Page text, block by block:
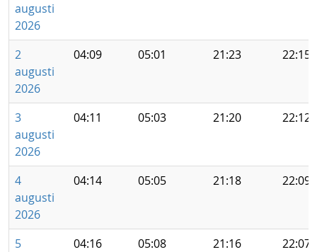
augusti
2026
2
augusti
2026
04:09 05:01 21:23 22:15
3
augusti
2026
04:11 05:03 21:20 22:12
4
augusti
2026
04:14 05:05 21:18 22:09
5
04:16 05:08 21:16 22:07